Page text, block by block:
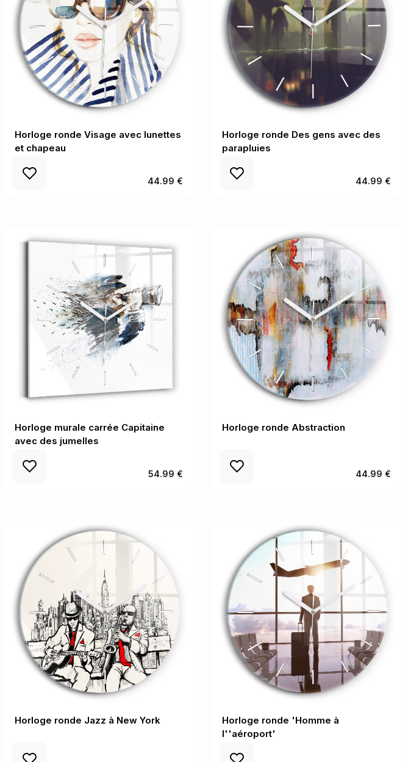
Horloge ronde Visage avec lunettes
et chapeau
44.99 €
Horloge ronde Des gens avec des
parapluies
44.99 €
Horloge murale carrée Capitaine
avec des jumelles
54.99 €
Horloge ronde Abstraction
44.99 €
Horloge ronde Jazz à New York
Horloge ronde 'Homme à
l''aéroport'